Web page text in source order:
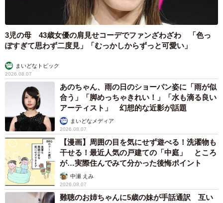
3児の母 43歳女優の肩見せコーデでファンざわざわ 「色っ
ぽすぎて思わず二度見」「むっかしからずっと可愛い」
まいどなトピック
2026.08.07
あのちゃん、雨の日のショーパン姿に「雨が似
合う」「脚めっちゃきれい！」「水も滴る良い
アーティスト」 幻想的な近影が話題
まいどなメディア
2026.08.07
【漫画】周囲の目を気にせず遊べる！洗濯物も
干せる！最近人気の戸建ての「中庭」 ところ
が…実際住んでみて分かった後悔ポイント
中瀬 えみ
2026.08.07
難聴のお姉ちゃんに5歳の妹が手話通訳 互い